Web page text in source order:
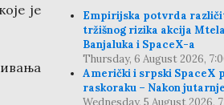
је
Empirijska potvrda
tržišnog rizika akcija
Banjaluka i SpaceX-a
Thursday, 6 August 2026,
Američki i srpski SpaceX
raskoraku – Nakon
Wednesday, 5 August 2026,